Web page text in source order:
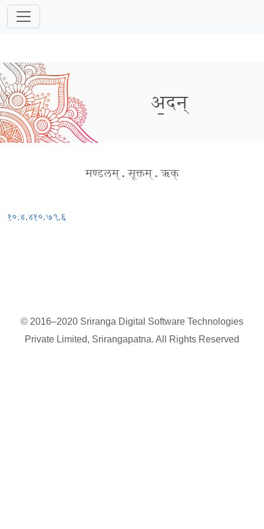
अ॒दन्
मण्डलम् . सूक्तम् . ऋक्
१०.४.४१०.७९.६
© 2016–2020 Sriranga Digital Software Technologies
Private Limited, Srirangapatna. All Rights Reserved